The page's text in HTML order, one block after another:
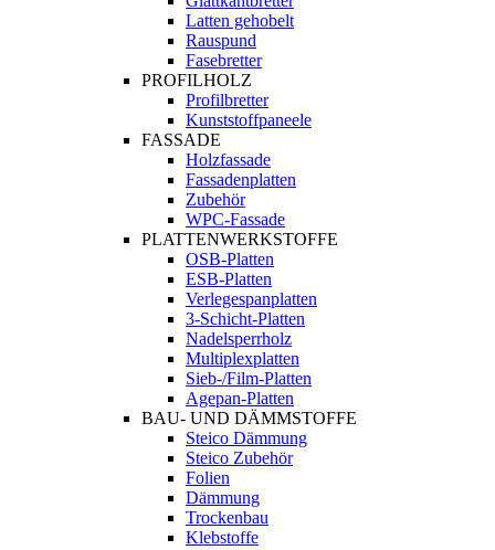
Latten gehobelt
Rauspund
Fasebretter
PROFILHOLZ
Profilbretter
Kunststoffpaneele
FASSADE
Holzfassade
Fassadenplatten
Zubehör
WPC-Fassade
PLATTENWERKSTOFFE
OSB-Platten
ESB-Platten
Verlegespanplatten
3-Schicht-Platten
Nadelsperrholz
Multiplexplatten
Sieb-/Film-Platten
Agepan-Platten
BAU- UND DÄMMSTOFFE
Steico Dämmung
Steico Zubehör
Folien
Dämmung
Trockenbau
Klebstoffe